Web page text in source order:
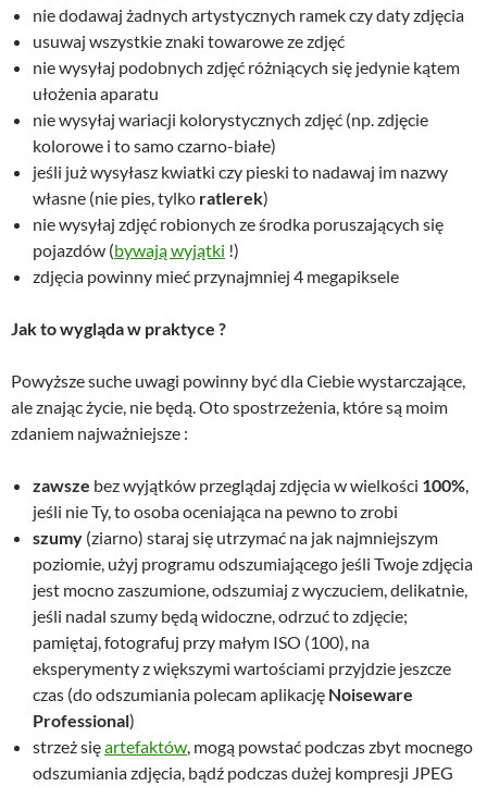
nie dodawaj żadnych artystycznych ramek czy daty zdjęcia
usuwaj wszystkie znaki towarowe ze zdjęć
nie wysyłaj podobnych zdjęć różniących się jedynie kątem
ułożenia aparatu
nie wysyłaj wariacji kolorystycznych zdjęć (np. zdjęcie
kolorowe i to samo czarno-białe)
jeśli już wysyłasz kwiatki czy pieski to nadawaj im nazwy
własne (nie pies, tylko ratlerek)
nie wysyłaj zdjęć robionych ze środka poruszających się
pojazdów (bywają wyjątki !)
zdjęcia powinny mieć przynajmniej 4 megapiksele
Jak to wygląda w praktyce ?
Powyższe suche uwagi powinny być dla Ciebie wystarczające,
ale znając życie, nie będą. Oto spostrzeżenia, które są moim
zdaniem najważniejsze :
zawsze bez wyjątków przeglądaj zdjęcia w wielkości 100%,
jeśli nie Ty, to osoba oceniająca na pewno to zrobi
szumy (ziarno) staraj się utrzymać na jak najmniejszym
poziomie, użyj programu odszumiającego jeśli Twoje zdjęcia
jest mocno zaszumione, odszumiaj z wyczuciem, delikatnie,
jeśli nadal szumy będą widoczne, odrzuć to zdjęcie;
pamiętaj, fotografuj przy małym ISO (100), na
eksperymenty z większymi wartościami przyjdzie jeszcze
czas (do odszumiania polecam aplikację Noiseware
Professional)
strzeż sięartefaktów, mogą powstać podczas zbyt mocnego
odszumiania zdjęcia, bądź podczas dużej kompresji JPEG